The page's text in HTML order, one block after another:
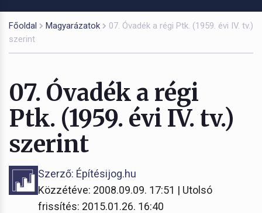
Főoldal Magyarázatok
07. Óvadék a régi Ptk. (1959. évi IV. tv.)
szerint
07. Óvadék a régi
Ptk. (1959. évi IV. tv.)
szerint
Szerző: Építésijog.hu
Közzétéve: 2008.09.09. 17:51 | Utolsó
frissítés: 2015.01.26. 16:40